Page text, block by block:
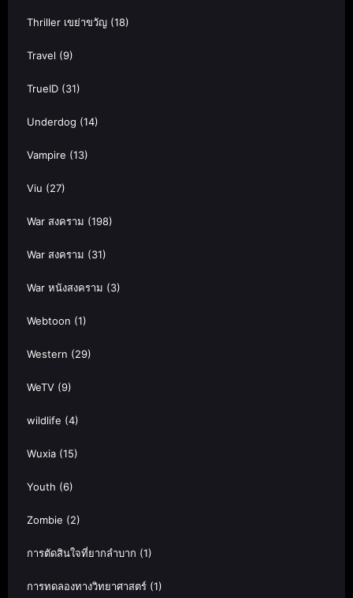
Thriller เขย่าขวัญ (18)
Travel (9)
TrueID (31)
Underdog (14)
Vampire (13)
Viu (27)
War สงคราม (198)
War สงคราม (31)
War หนังสงคราม (3)
Webtoon (1)
Western (29)
WeTV (9)
wildlife (4)
Wuxia (15)
Youth (6)
Zombie (2)
การตัดสินใจที่ยากลำบาก (1)
การทดลองทางวิทยาศาสตร์ (1)